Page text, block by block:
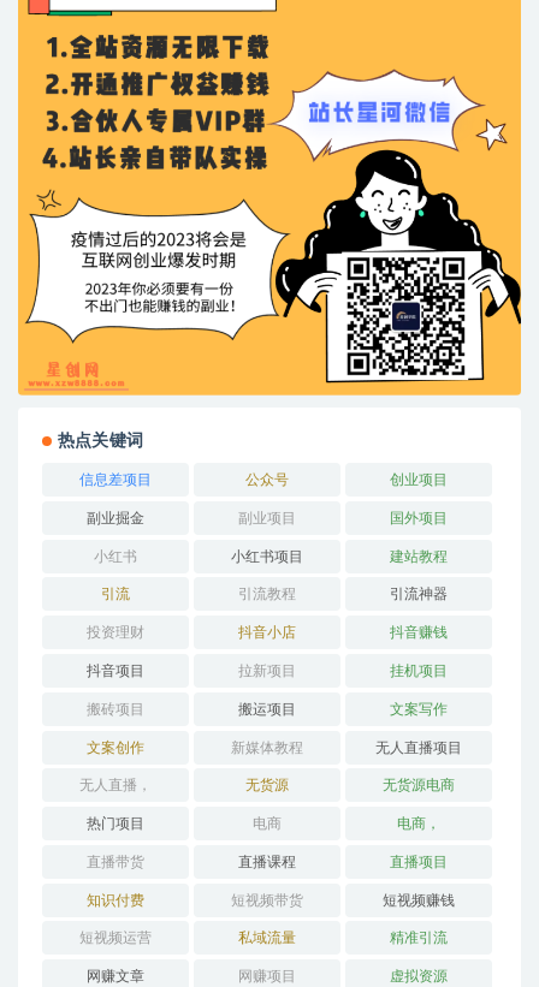
热点关键词
信息差项目 公众号 创业项目
副业掘金 副业项目 国外项目
小红书 小红书项目 建站教程
引流 引流教程 引流神器
投资理财 抖音小店 抖音赚钱
抖音项目 拉新项目 挂机项目
搬砖项目 搬运项目 文案写作
文案创作 新媒体教程 无人直播项目
无人直播， 无货源 无货源电商
热门项目 电商 电商，
直播带货 直播课程 直播项目
知识付费 短视频带货 短视频赚钱
短视频运营 私域流量 精准引流
网赚文章 网赚项目 虚拟资源